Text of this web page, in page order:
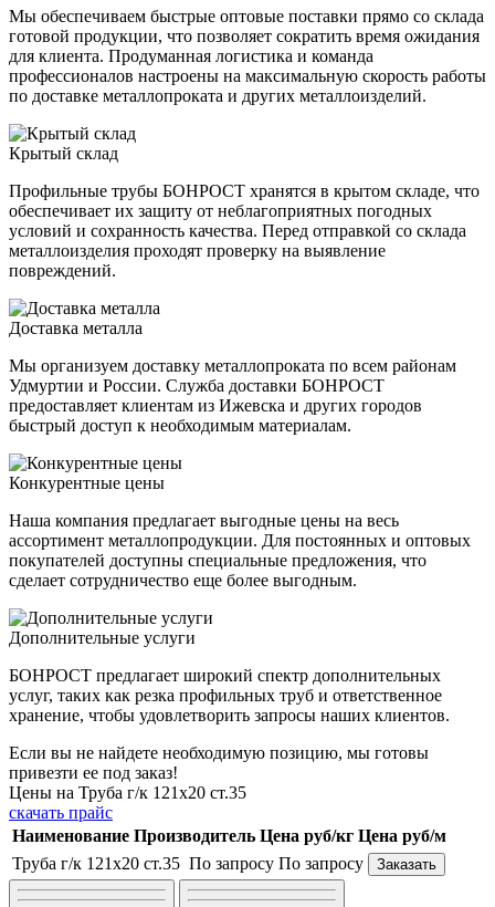
Мы обеспечиваем быстрые оптовые поставки прямо со склада
готовой продукции, что позволяет сократить время ожидания
для клиента. Продуманная логистика и команда
профессионалов настроены на максимальную скорость работы
по доставке металлопроката и других металлоизделий.
Крытый склад
Профильные трубы БОНРОСТ хранятся в крытом складе, что
обеспечивает их защиту от неблагоприятных погодных
условий и сохранность качества. Перед отправкой со склада
металлоизделия проходят проверку на выявление
повреждений.
Доставка металла
Мы организуем доставку металлопроката по всем районам
Удмуртии и России. Служба доставки БОНРОСТ
предоставляет клиентам из Ижевска и других городов
быстрый доступ к необходимым материалам.
Конкурентные цены
Наша компания предлагает выгодные цены на весь
ассортимент металлопродукции. Для постоянных и оптовых
покупателей доступны специальные предложения, что
сделает сотрудничество еще более выгодным.
Дополнительные услуги
БОНРОСТ предлагает широкий спектр дополнительных
услуг, таких как резка профильных труб и ответственное
хранение, чтобы удовлетворить запросы наших клиентов.
Если вы не найдете необходимую позицию, мы готовы
привезти ее под заказ!
Цены на Труба г/к 121х20 ст.35
скачать прайс
Наименование Производитель Цена руб/кг Цена руб/м
Труба г/к 121х20 ст.35 По запросу По запросу Заказать